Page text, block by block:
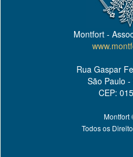
Montfort -
Rua Gaspar
São Paulo
CEP:
Montfort
Todos os